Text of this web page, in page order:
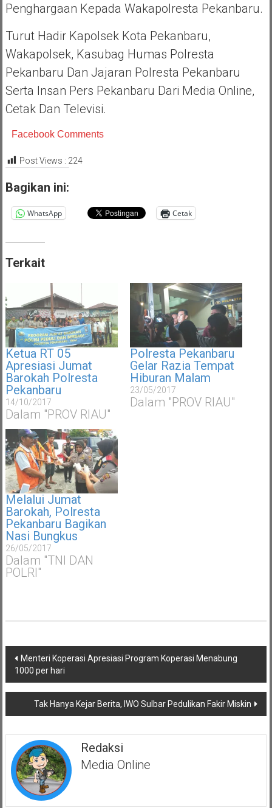
Penghargaan Kepada Wakapolresta Pekanbaru.
Turut Hadir Kapolsek Kota Pekanbaru,
Wakapolsek, Kasubag Humas Polresta
Pekanbaru Dan Jajaran Polresta Pekanbaru
Serta Insan Pers Pekanbaru Dari Media Online,
Cetak Dan Televisi.
Facebook Comments
Post Views : 224
Bagikan ini:
WhatsApp Cetak
Terkait
Ketua RT 05
Apresiasi Jumat
Barokah Polresta
Pekanbaru
14/10/2017
Dalam "PROV RIAU"
Polresta Pekanbaru
Gelar Razia Tempat
Hiburan Malam
23/05/2017
Dalam "PROV RIAU"
Melalui Jumat
Barokah, Polresta
Pekanbaru Bagikan
Nasi Bungkus
26/05/2017
Dalam "TNI DAN
POLRI"
Navigasi
pos
Menteri Koperasi Apresiasi Program Koperasi Menabung
1000 per hari
Tak Hanya Kejar Berita, IWO Sulbar Pedulikan Fakir Miskin
Redaksi
Media Online